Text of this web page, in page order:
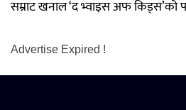
सम्राट खनाल ‘द भ्वाइस अफ किड्स’को
Advertise Expired !